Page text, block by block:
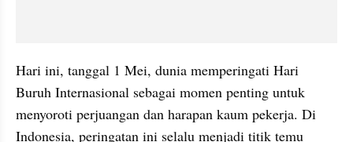
Hari ini, tanggal 1 Mei, dunia memperingati Hari
Buruh Internasional sebagai momen penting untuk
menyoroti perjuangan dan harapan kaum pekerja. Di
Indonesia, peringatan ini selalu menjadi titik temu